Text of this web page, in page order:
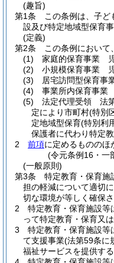
(趣旨)
第1条
この条例は、子ど
設及び特定地域型保育
(定義)
第2条
この条例において、
(1)
家庭的保育事業
(2)
小規模保育事業 児
(3)
居宅訪問型保育事
(4)
事業所内保育事業
(5)
法定代理受領 法
定により市町村(特別
定地域型保育(特別利
保護者に代わり特定
2
前項に定めるもののほ
(令元条例16・一
(一般原則)
第3条
特定教育・保育施
担の軽減について適切
切な環境が等しく確保
2
特定教育・保育施設等
って特定教育・保育又
3
特定教育・保育施設等
て支援事業(法第59条に
福祉サービスを提供す